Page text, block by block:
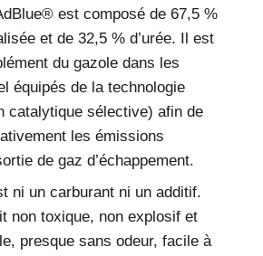
est composé de 67,5 %
et de 32,5 % d’urée. Il est
du gazole dans les
équipés de la technologie
catalytique sélective) afin de
les émissions
de gaz d’échappement.
ni un carburant ni un additif.
non toxique, non explosif et
presque sans odeur, facile à